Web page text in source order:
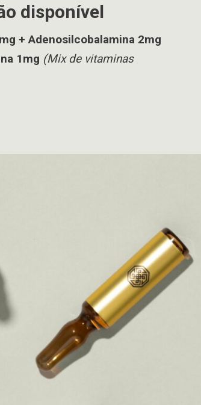
disponível
+ Adenosilcobalamina 2mg
1mg (Mix de vitaminas